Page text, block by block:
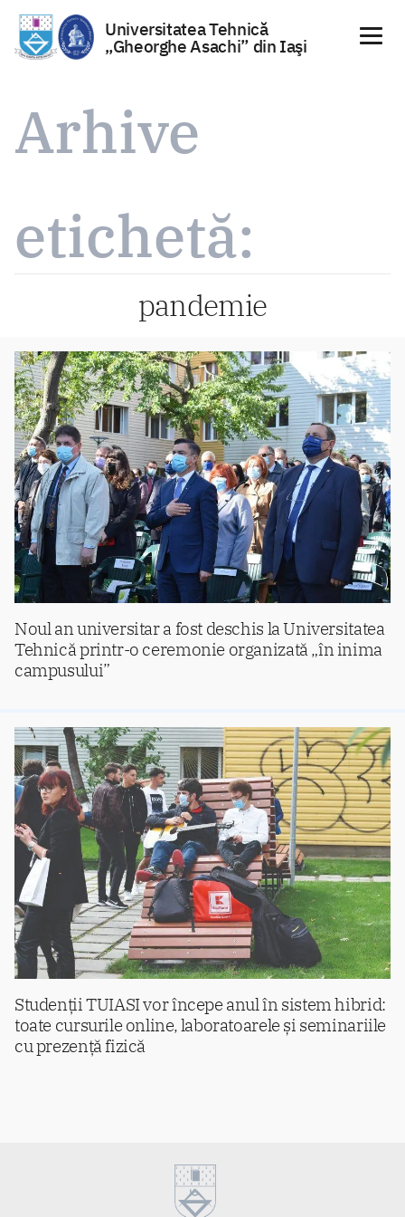
conținut
Universitatea Tehnică
„Gheorghe Asachi” din Iaşi
Arhive
etichetă:
pandemie
Noul an universitar a fost deschis la Universitatea
Tehnică printr-o ceremonie organizată „în inima
campusului”
Studenții TUIASI vor începe anul în sistem hibrid:
toate cursurile online, laboratoarele și seminariile
cu prezență fizică